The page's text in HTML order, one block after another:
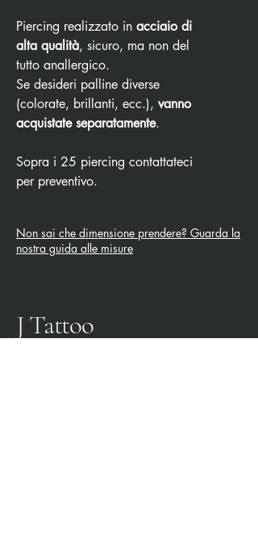
Piercing realizzato in acciaio di
alta qualità, sicuro, ma non del
tutto anallergico.
Se desideri palline diverse
(colorate, brillanti, ecc.), vanno
acquistate separatamente.
Sopra i 25 piercing contattateci
per preventivo.
Non sai che dimensione prendere? Guarda la
nostra guida alle misure
J Tattoo